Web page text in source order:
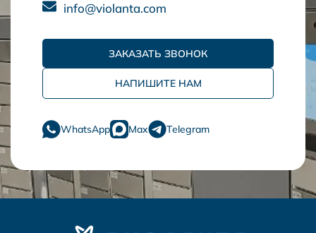
info@violanta.com
ЗАКАЗАТЬ ЗВОНОК
НАПИШИТЕ НАМ
WhatsApp Max Telegram